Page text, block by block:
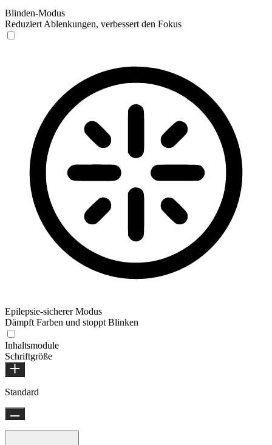
Blinden-Modus
Reduziert Ablenkungen, verbessert den Fokus
Epilepsie-sicherer Modus
Dämpft Farben und stoppt Blinken
Inhaltsmodule
Schriftgröße
Standard